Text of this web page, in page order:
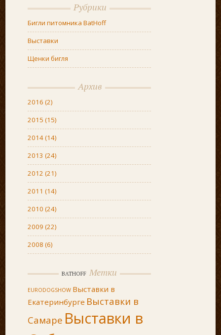
Рубрики
Бигли питомника BatHoff
Выставки
Щенки бигля
Архив
2016(2)
2015(15)
2014(14)
2013(24)
2012(21)
2011(14)
2010(24)
2009(22)
2008(6)
BATHOFF Метки
EURODOGSHOW Выставки в
Екатеринбурге Выставки в
Самаре Выставки в